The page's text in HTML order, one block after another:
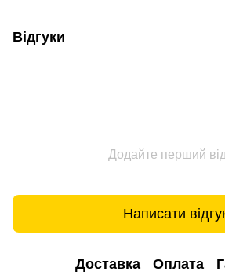
Відгуки
Додайте перший
Написати
Доставка Оплата